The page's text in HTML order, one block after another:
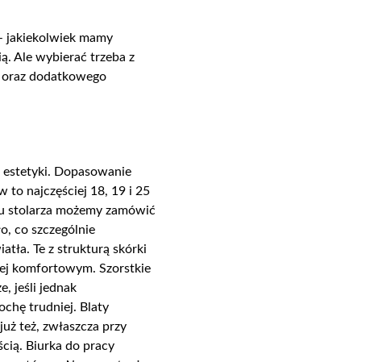
jakiekolwiek mamy
. Ale wybierać trzeba z
dodatkowego
Dopasowanie
to najczęściej 18, 19 i 25
stolarza możemy zamówić
co szczególnie
Te z strukturą skórki
komfortowym. Szorstkie
jeśli jednak
trudniej. Blaty
też, zwłaszcza przy
Biurka do pracy